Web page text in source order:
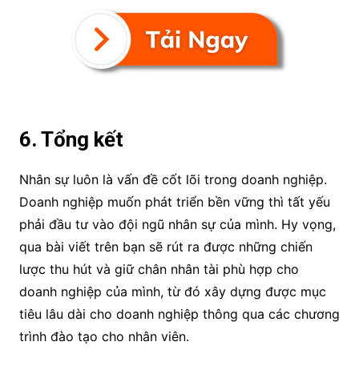
6. Tổng kết
Nhân sự luôn là vấn đề cốt lõi trong doanh nghiệp.
Doanh nghiệp muốn phát triển bền vững thì tất yếu
phải đầu tư vào đội ngũ nhân sự của mình. Hy vọng,
qua bài viết trên bạn sẽ rút ra được những chiến
lược thu hút và giữ chân nhân tài phù hợp cho
doanh nghiệp của mình, từ đó xây dựng được mục
tiêu lâu dài cho doanh nghiệp thông qua các chương
trình đào tạo cho nhân viên.